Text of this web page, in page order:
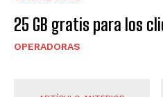
25 GB gratis para los
OPERADORAS